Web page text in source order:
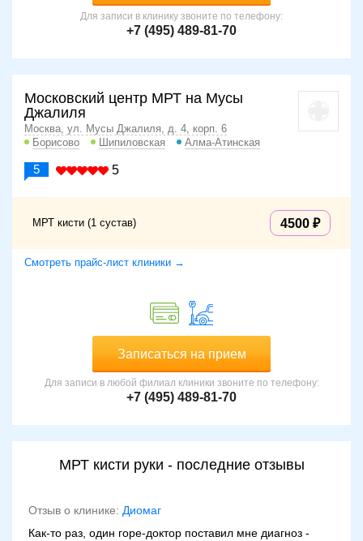
Для записи в клинику звоните по телефону:
+7 (495) 489-81-70
Московский центр МРТ на Мусы
Джалиля
Москва, ул. Мусы Джалиля, д. 4, корп. 6
Борисово
Шипиловская Алма-Атинская
5 5
МРТ кисти (1 сустав) 4500
Смотреть прайс-лист клиники →
Записаться на прием
Для записи в любой филиал клиники звоните по телефону:
+7 (495) 489-81-70
МРТ кисти руки - последние отзывы
Отзыв о клинике: Диомаг
Как-то раз, один горе-доктор поставил мне диагноз -